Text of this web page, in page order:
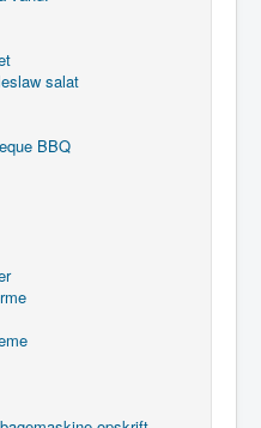
salat
BBQ